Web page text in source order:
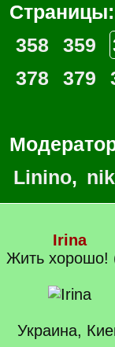
Страницы:
358
359
378
379
Linino,
Irina
Жить хорошо!
Украина,